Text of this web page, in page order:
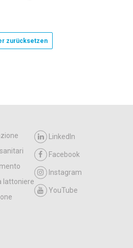
zurücksetzen
lattoniere
LinkedIn
Facebook
Instagram
YouTube